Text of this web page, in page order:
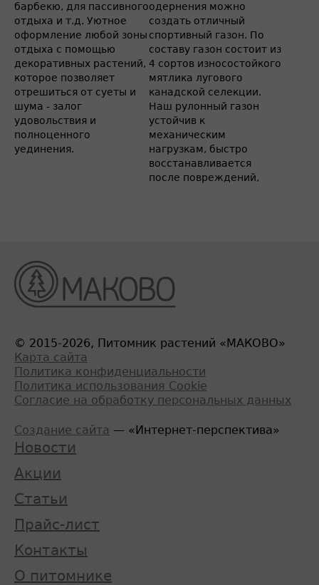
барбекю, для пассивного
отдыха и т.д. Уютное
оформление любой зоны
отдыха с помощью
декоративных растений,
которое позволяет
отрешиться от суеты и
шума - залог
удовольствия и
полноценного
уединения.
одернения можно
создать отличный
спортивный газон. По
составу газон состоит из
4 сортов износостойкого
мятлика лугового
канадской селекции.
Наш рулонный газон
устойчив к
механическим
нагрузкам, быстро
восстанавливается
после повреждений,
© 2015-2026, Питомник растений «МАКОВО»
Карта сайта
Политика конфиденциальности
Политика использования Cookie
Согласие на обработку персональных данных
Создание сайта — «Интернет-перспектива»
Новости
Акции
Статьи
Прайс-лист
Контакты
О питомнике